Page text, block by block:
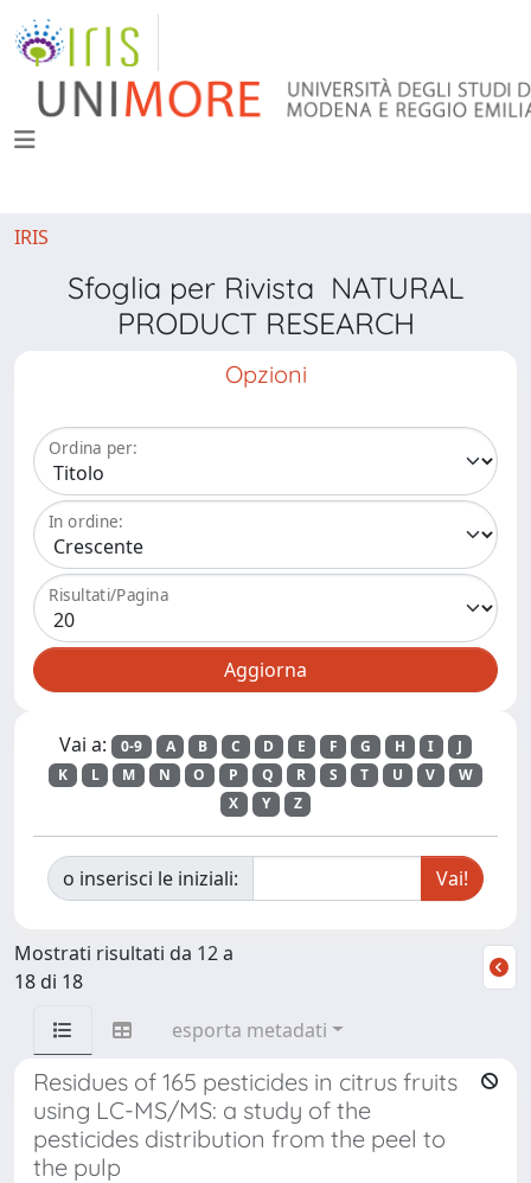
IRIS
Sfoglia per Rivista NATURAL
PRODUCT RESEARCH
Opzioni
Ordina per:
In ordine:
Risultati/Pagina
Vai a: 0-9 A B C D E F G H I
J
K
L M N O P Q R S T U V
W
X
Y Z
o inserisci le iniziali:
Mostrati risultati da 12 a
18 di 18
esporta metadati
Residues of 165 pesticides in citrus fruits
using LC-MS/MS: a study of the
pesticides distribution from the peel to
the pulp